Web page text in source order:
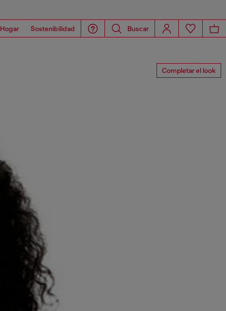
Hogar Sostenibilidad Buscar
Completar el look